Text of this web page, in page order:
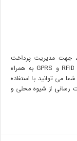
جهت مدیریت پرداخت
مالی در ناوگان تاکسیرانی با استفاده از تکنولوژی RFID و GPRS به همراه
می توانید با استفاده
رسانی از شیوه محلی و